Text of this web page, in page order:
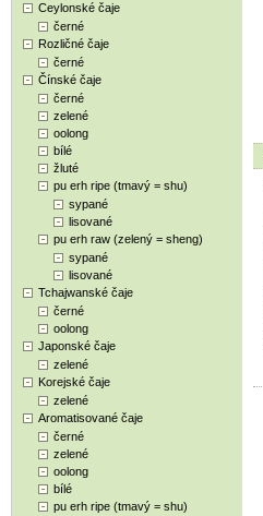
Ceylonské čaje
černé
Rozličné čaje
černé
Čínské čaje
černé
zelené
oolong
bílé
žluté
pu erh ripe (tmavý = shu)
sypané
lisované
pu erh raw (zelený = sheng)
sypané
lisované
Tchajwanské čaje
černé
oolong
Japonské čaje
zelené
Korejské čaje
zelené
Aromatisované čaje
černé
zelené
oolong
bílé
pu erh ripe (tmavý = shu)